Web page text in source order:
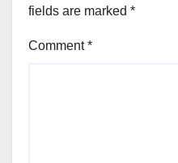
fields are marked *
Comment*